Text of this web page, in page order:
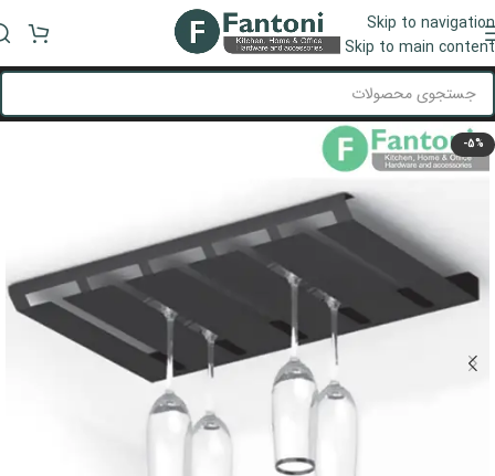
Skip to navigation
Skip to main content
منو
-5%